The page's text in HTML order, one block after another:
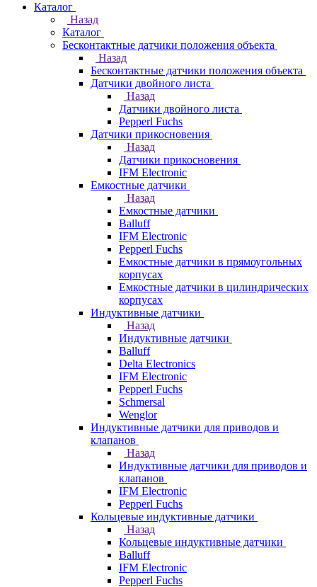
Каталог
Назад
Каталог
Бесконтактные датчики положения объекта
Назад
Бесконтактные датчики положения объекта
Датчики двойного листа
Назад
Датчики двойного листа
Pepperl Fuchs
Датчики прикосновения
Назад
Датчики прикосновения
IFM Electronic
Емкостные датчики
Назад
Емкостные датчики
Balluff
IFM Electronic
Pepperl Fuchs
Емкостные датчики в прямоугольных
корпусах
Емкостные датчики в цилиндрических
корпусах
Индуктивные датчики
Назад
Индуктивные датчики
Balluff
Delta Electronics
IFM Electronic
Pepperl Fuchs
Schmersal
Wenglor
Индуктивные датчики для приводов и
клапанов
Назад
Индуктивные датчики для приводов и
клапанов
IFM Electronic
Pepperl Fuchs
Кольцевые индуктивные датчики
Назад
Кольцевые индуктивные датчики
Balluff
IFM Electronic
Pepperl Fuchs